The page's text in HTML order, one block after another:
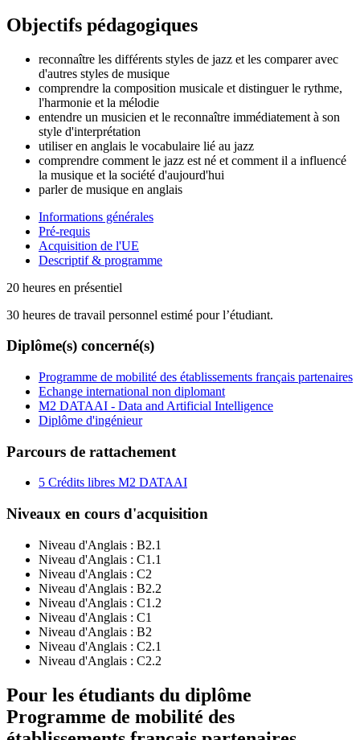
Objectifs pédagogiques
reconnaître les différents styles de jazz et les comparer avec
d'autres styles de musique
comprendre la composition musicale et distinguer le rythme,
l'harmonie et la mélodie
entendre un musicien et le reconnaître immédiatement à son
style d'interprétation
utiliser en anglais le vocabulaire lié au jazz
comprendre comment le jazz est né et comment il a influencé
la musique et la société d'aujourd'hui
parler de musique en anglais
Informations générales
Pré-requis
Acquisition de l'UE
Descriptif & programme
20 heures en présentiel
30 heures de travail personnel estimé pour l’étudiant.
Diplôme(s) concerné(s)
Programme de mobilité des établissements français partenaires
Echange international non diplomant
M2 DATAAI - Data and Artificial Intelligence
Diplôme d'ingénieur
Parcours de rattachement
5 Crédits libres M2 DATAAI
Niveaux en cours d'acquisition
Niveau d'Anglais : B2.1
Niveau d'Anglais : C1.1
Niveau d'Anglais : C2
Niveau d'Anglais : B2.2
Niveau d'Anglais : C1.2
Niveau d'Anglais : C1
Niveau d'Anglais : B2
Niveau d'Anglais : C2.1
Niveau d'Anglais : C2.2
Pour les étudiants du diplôme
Programme de mobilité des